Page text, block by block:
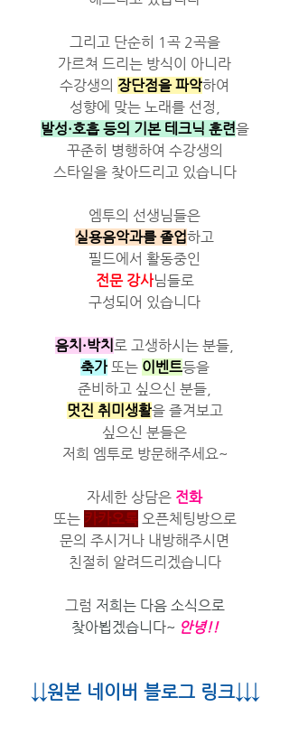
그리고 단순히 1곡 2곡을
가르쳐 드리는 방식이 아니라
수강생의 장단점을 파악하여
성향에 맞는 노래를 선정,
발성·호흡 등의 기본 테크닉 훈련을
꾸준히 병행하여 수강생의
스타일을 찾아드리고 있습니다
엠투의 선생님들은
실용음악과를 졸업하고
필드에서 활동중인
전문 강사님들로
구성되어 있습니다
음치·박치 로 고생하시는 분들,
축가 또는 이벤트등을
준비하고 싶으신 분들,
멋진 취미생활을 즐겨보고
싶으신 분들은
저희 엠투로 방문해주세요~
자세한 상담은 전화
또는 카카오톡 오픈체팅방으로
문의 주시거나 내방해주시면
친절히 알려드리겠습니다
그럼 저희는 다음 소식으로
찾아뵙겠습니다~ 안녕!!
↓↓원본 네이버 블로그 링크↓↓↓